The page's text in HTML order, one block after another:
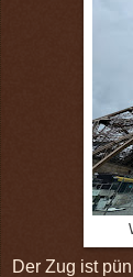
Der Zug ist